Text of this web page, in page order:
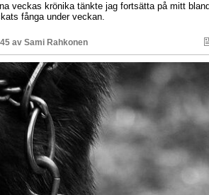
veckas krönika tänkte jag fortsätta på mitt
fånga under veckan.
av Sami Rahkonen